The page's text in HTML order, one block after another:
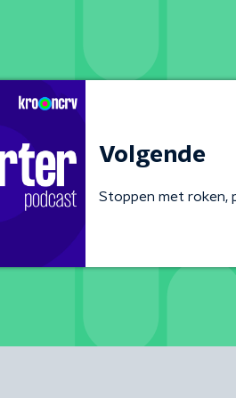
Volgende
Stoppen met roken,